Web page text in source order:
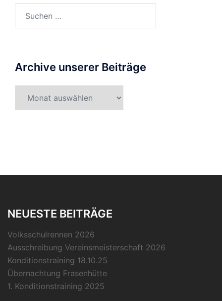
nach:
Archive unserer Beiträge
unserer
NEUESTE BEITRÄGE
Volksschulrennen 2026
Ausschreibung Vereinsmeisterschaft 2026
Konditionstraining 18.10.25
Übernachtung Frasenhütte
1. Konditionstraining 2025